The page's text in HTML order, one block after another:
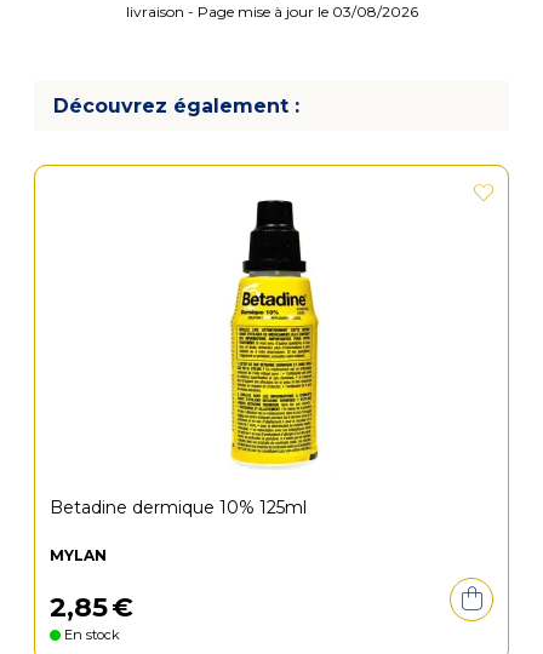
livraison - Page mise à jour le 03/08/2026
Découvrez également :
Betadine dermique 10% 125ml
MYLAN
2,85€
En stock